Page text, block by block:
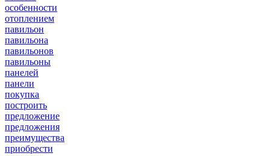
особенности
отоплением
павильон
павильона
павильонов
павильоны
панелей
панели
покупка
построить
предложение
предложения
преимущества
приобрести